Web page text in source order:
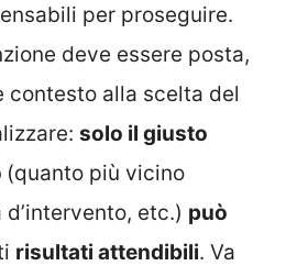
per proseguire.
deve essere posta,
contesto alla scelta del
solo il giusto
(quanto più vicino
d’intervento, etc.) può
risultati attendibili. Va